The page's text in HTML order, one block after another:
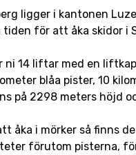
ligger i kantonen
tiden för att åka skidor i
ni 14 liftar med en
blåa pister, 10
på 2298 meters höjd
åka i mörker så finns
förutom pisterna,